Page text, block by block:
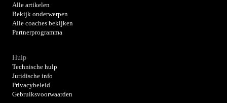
Alle artikelen
Bekijk onderwerpen
Alle coaches bekijken
Partnerprogramma
Hulp
Technische hulp
Juridische info
Privacybeleid
Gebruiksvoorwaarden